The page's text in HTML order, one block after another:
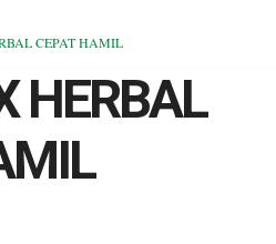
CEPAT HAMIL
HERBAL